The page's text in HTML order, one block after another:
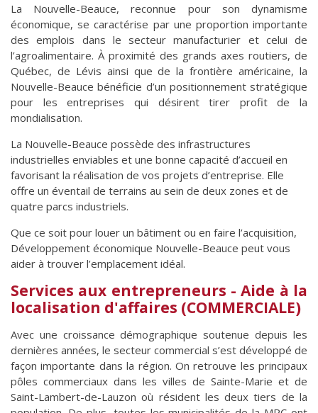
La Nouvelle-Beauce, reconnue pour son dynamisme
économique, se caractérise par une proportion importante
des emplois dans le secteur manufacturier et celui de
l’agroalimentaire. À proximité des grands axes routiers, de
Québec, de Lévis ainsi que de la frontière américaine, la
Nouvelle-Beauce bénéficie d’un positionnement stratégique
pour les entreprises qui désirent tirer profit de la
mondialisation.
La Nouvelle-Beauce possède des infrastructures
industrielles enviables et une bonne capacité d’accueil en
favorisant la réalisation de vos projets d’entreprise. Elle
offre un éventail de terrains au sein de deux zones et de
quatre parcs industriels.
Que ce soit pour louer un bâtiment ou en faire l’acquisition,
Développement économique Nouvelle-Beauce peut vous
aider à trouver l’emplacement idéal.
Services aux entrepreneurs - Aide à la
localisation d'affaires (COMMERCIALE)
Avec une croissance démographique soutenue depuis les
dernières années, le secteur commercial s’est développé de
façon importante dans la région. On retrouve les principaux
pôles commerciaux dans les villes de Sainte-Marie et de
Saint-Lambert-de-Lauzon où résident les deux tiers de la